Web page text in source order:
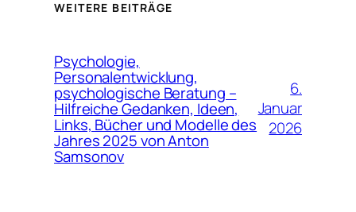
WEITERE BEITRÄGE
Psychologie,
Personalentwicklung,
psychologische Beratung –
Hilfreiche Gedanken, Ideen,
Links, Bücher und Modelle des
Jahres 2025 von Anton
Samsonov
6.
Januar
2026